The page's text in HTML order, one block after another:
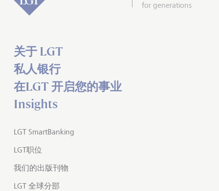
for generations
关于 LGT
私人银行
在LGT 开启您的事业
Insights
LGT SmartBanking
LGT职位
我们的出版刊物
LGT 全球分部